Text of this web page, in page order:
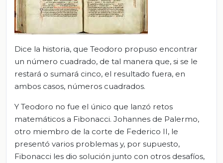
Dice la historia, que Teodoro propuso encontrar
un número cuadrado, de tal manera que, si se le
restará o sumará cinco, el resultado fuera, en
ambos casos, números cuadrados.
Y Teodoro no fue el único que lanzó retos
matemáticos a Fibonacci. Johannes de Palermo,
otro miembro de la corte de Federico II, le
presentó varios problemas y, por supuesto,
Fibonacci les dio solución junto con otros desafíos,